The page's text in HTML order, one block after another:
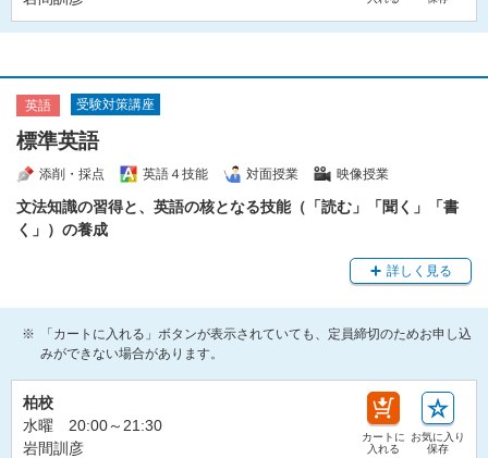
英語 受験対策講座
標準英語
添削・採点 英語４技能 対面授業 映像授業
文法知識の習得と、英語の核となる技能（「読む」「聞く」「書
く」）の養成
詳しく見る
「カートに入れる」ボタンが表示されていても、定員締切のためお申し込
みができない場合があります。
柏校
水曜 20:00～21:30
岩間訓彦
カートに
入れる
お気に入り
保存